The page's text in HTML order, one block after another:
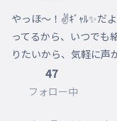
やっほ〜！✌️ｷﾞｬﾙ✨️だ
ってるから、いつでも
りたいから、気軽に声
47
フォロー中